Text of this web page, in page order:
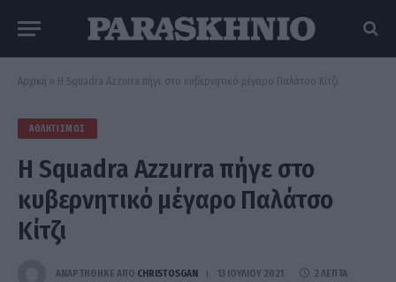
Αρχική » H Squadra Azzurra πήγε στο κυβερνητικό μέγαρο Παλάτσο Κίτζι
ΑΘΛΗΤΙΣΜΌΣ
H Squadra Azzurra πήγε στο
κυβερνητικό μέγαρο Παλάτσο
Κίτζι
ΑΝΑΡΤΗΘΗΚΕ ΑΠΟ CHRISTOSGAN 13 ΙΟΥΛΊΟΥ 2021 2 ΛΕΠΤΆ